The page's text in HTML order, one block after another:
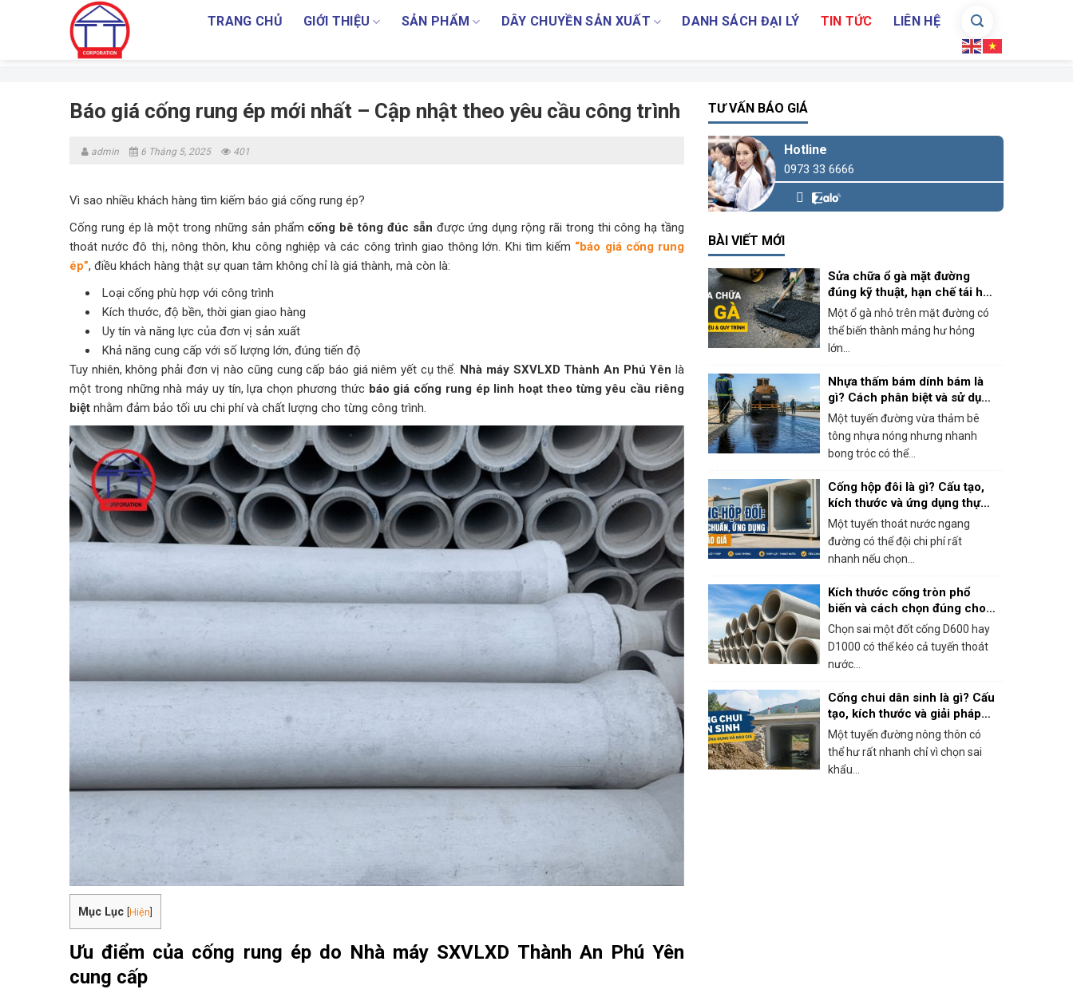
TRANG CHỦ GIỚI THIỆU SẢN PHẨM DÂY CHUYỀN SẢN XUẤT DANH SÁCH ĐẠI LÝ TIN TỨC LIÊN HỆ
Báo giá cống rung ép mới nhất – Cập nhật theo yêu cầu công trình
admin 6 Tháng 5, 2025 401
Vì sao nhiều khách hàng tìm kiếm báo giá cống rung ép?
Cống rung ép là một trong những sản phẩm cống bê tông đúc sẵn được ứng dụng rộng rãi trong thi công hạ tầng
thoát nước đô thị, nông thôn, khu công nghiệp và các công trình giao thông lớn. Khi tìm kiếm “báo giá cống rung
ép”, điều khách hàng thật sự quan tâm không chỉ là giá thành, mà còn là:
Loại cống phù hợp với công trình
Kích thước, độ bền, thời gian giao hàng
Uy tín và năng lực của đơn vị sản xuất
Khả năng cung cấp với số lượng lớn, đúng tiến độ
Tuy nhiên, không phải đơn vị nào cũng cung cấp báo giá niêm yết cụ thể. Nhà máy SXVLXD Thành An Phú Yên là
một trong những nhà máy uy tín, lựa chọn phương thức báo giá cống rung ép linh hoạt theo từng yêu cầu riêng
biệt nhằm đảm bảo tối ưu chi phí và chất lượng cho từng công trình.
Mục Lục Hiện
Ưu điểm của cống rung ép do Nhà máy SXVLXD Thành An Phú Yên
cung cấp
TƯ VẤN BÁO GIÁ
Hotline
0973 33 6666
BÀI VIẾT MỚI
Sửa chữa ổ gà mặt đường
đúng kỹ thuật, hạn chế tái hư
hỏng
Một ổ gà nhỏ trên mặt đường có
thể biến thành mảng hư hỏng
lớn...
Nhựa thấm bám dính bám là
gì? Cách phân biệt và sử dụng
đúng khi thi công bê tông
nhựa
Một tuyến đường vừa thảm bê
tông nhựa nóng nhưng nhanh
bong tróc có thể...
Cống hộp đôi là gì? Cấu tạo,
kích thước và ứng dụng thực
tế
Một tuyến thoát nước ngang
đường có thể đội chi phí rất
nhanh nếu chọn...
Kích thước cống tròn phổ
biến và cách chọn đúng cho
công trình
Chọn sai một đốt cống D600 hay
D1000 có thể kéo cả tuyến thoát
nước...
Cống chui dân sinh là gì? Cấu
tạo, kích thước và giải pháp
thi công thực tế
Một tuyến đường nông thôn có
thể hư rất nhanh chỉ vì chọn sai
khẩu...